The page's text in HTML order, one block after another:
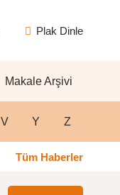
Plak Dinle
Makale Arşivi
V Y Z
Tüm Haberler